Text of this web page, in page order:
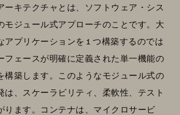
ーキテクチャとは、ソフトウェア・シス
モジュール式アプローチのことです。大
アプリケーションを 1 つ構築するのでは
フェースが明確に定義された単一機能の
構築します。このようなモジュール式の
は、スケーラビリティ、柔軟性、テスト
ります。コンテナは、マイクロサービ